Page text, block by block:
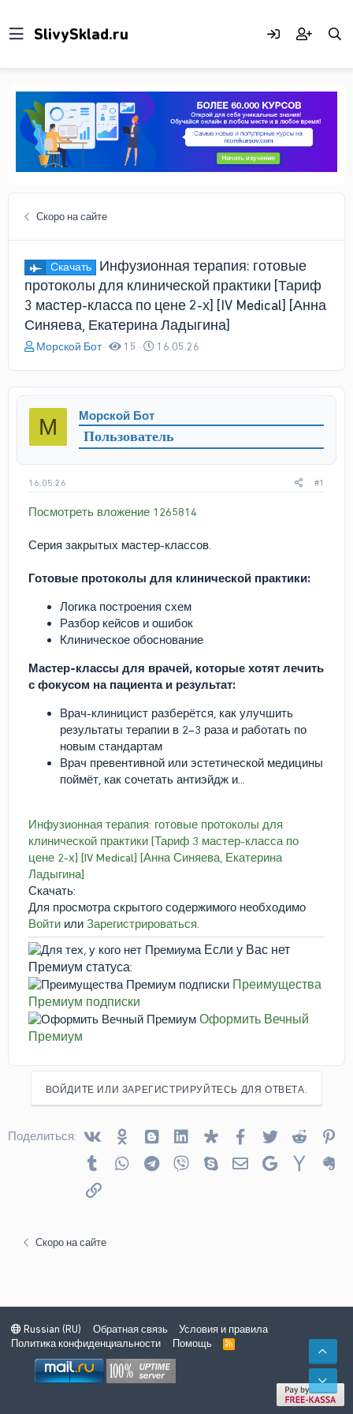
Скоро на сайте
Скачать
Инфузионная терапия: готовые
протоколы для клинической практики [Тариф
3 мастер-класса по цене 2-х] [IV Medical] [Анна
Синяева, Екатерина Ладыгина]
А
о
р
е
ы
Морской Бот 15
Д
а
ч
а
л
16.05.26
М Морской Бот
Пользователь
16.05.26 #1
Посмотреть вложение 1265814
Серия закрытых мастер-классов.
Готовые протоколы для клинической практики:
Логика построения схем
Разбор кейсов и ошибок
Клиническое обоснование
Мастер-классы для врачей, которые хотят лечить
с фокусом на пациента и результат:
Врач-клиницист разберётся, как улучшить
результаты терапии в 2–3 раза и работать по
новым стандартам
Врач превентивной или эстетической медицины
поймёт, как сочетать антиэйдж и...
Инфузионная терапия: готовые протоколы для
клинической практики [Тариф 3 мастер-класса по
цене 2-х] [IV Medical] [Анна Синяева, Екатерина
Ладыгина]
Скачать:
Для просмотра скрытого содержимого необходимо
Войти или Зарегистрироваться
Если у Вас нет
Премиум статуса:
Преимущества
Премиум подписки
Оформить Вечный
Премиум
ВОЙДИТЕ ИЛИ ЗАРЕГИСТРИРУЙТЕСЬ ДЛЯ ОТВЕТА.
Поделиться: VkontakteOdnoklassniki
Blogger Linked InDiasporaFacebook
TwitterReddit
Tumblr WhatsAppTelegram
Viber SkypeЭлектронная почта
Google Yahoo
Ссылка
Скоро на сайте
Russian (RU) Обратная связь
Условия и правила
Политика конфиденциальности
Помощь
R
S